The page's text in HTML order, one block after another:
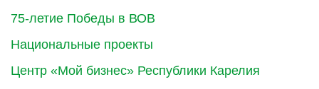
75-летие Победы в ВОВ
Национальные проекты
Центр «Мой бизнес» Республики Карелия